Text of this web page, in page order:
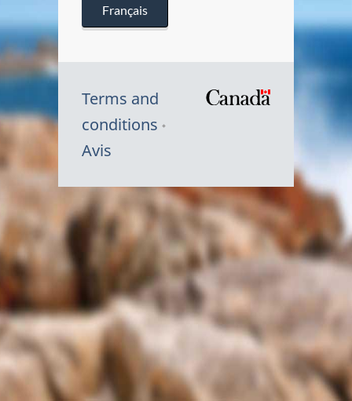
Français
Terms and
conditions
Avis
Symbole
du
Canada